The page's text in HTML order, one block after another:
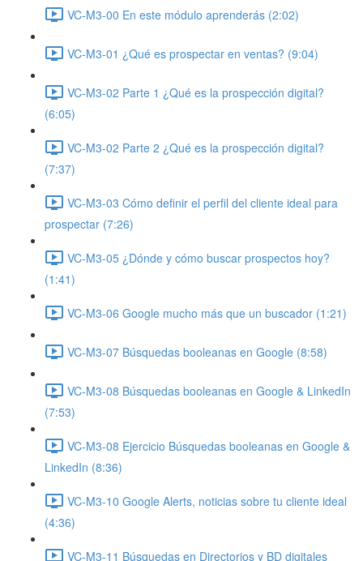
VC-M3-00 En este módulo aprenderás (2:02)
VC-M3-01 ¿Qué es prospectar en ventas? (9:04)
VC-M3-02 Parte 1 ¿Qué es la prospección digital?
(6:05)
VC-M3-02 Parte 2 ¿Qué es la prospección digital?
(7:37)
VC-M3-03 Cómo definir el perfil del cliente ideal para
prospectar (7:26)
VC-M3-05 ¿Dónde y cómo buscar prospectos hoy?
(1:41)
VC-M3-06 Google mucho más que un buscador (1:21)
VC-M3-07 Búsquedas booleanas en Google (8:58)
VC-M3-08 Búsquedas booleanas en Google & LinkedIn
(7:53)
VC-M3-08 Ejercicio Búsquedas booleanas en Google &
LinkedIn (8:36)
VC-M3-10 Google Alerts, noticias sobre tu cliente ideal
(4:36)
VC-M3-11 Búsquedas en Directorios y BD digitales